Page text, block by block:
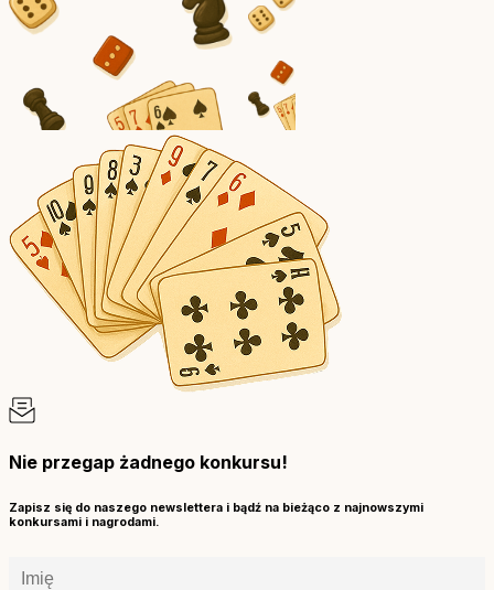
Nie przegap żadnego konkursu!
Zapisz się do naszego newslettera i bądź na bieżąco z najnowszymi
konkursami i nagrodami.